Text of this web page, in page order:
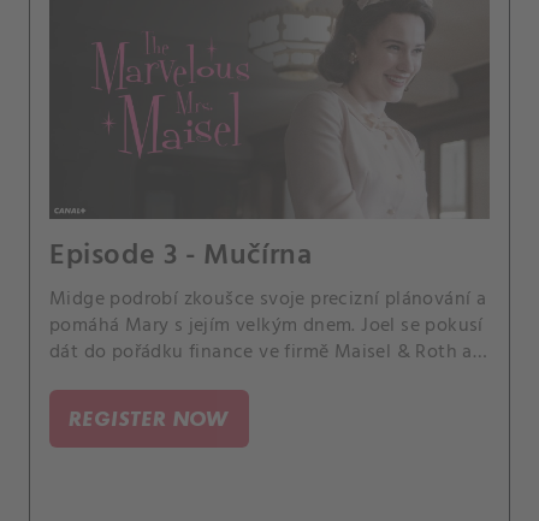
Episode 3 - Mučírna
Midge podrobí zkoušce svoje precizní plánování a
pomáhá Mary s jejím velkým dnem. Joel se pokusí
dát do pořádku finance ve firmě Maisel & Roth a
REGISTER NOW